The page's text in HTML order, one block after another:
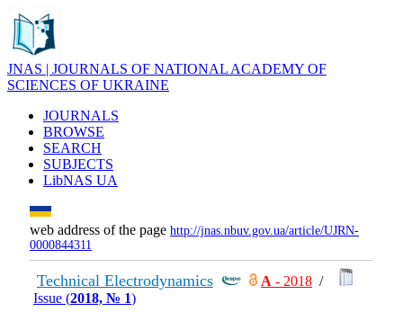
JNAS | JOURNALS OF NATIONAL ACADEMY OF
SCIENCES OF UKRAINE
JOURNALS
BROWSE
SEARCH
SUBJECTS
LibNAS UA
web address of the page http://jnas.nbuv.gov.ua/article/UJRN-
0000844311
Technical Electrodynamics А - 2018 /
Issue (2018, № 1)